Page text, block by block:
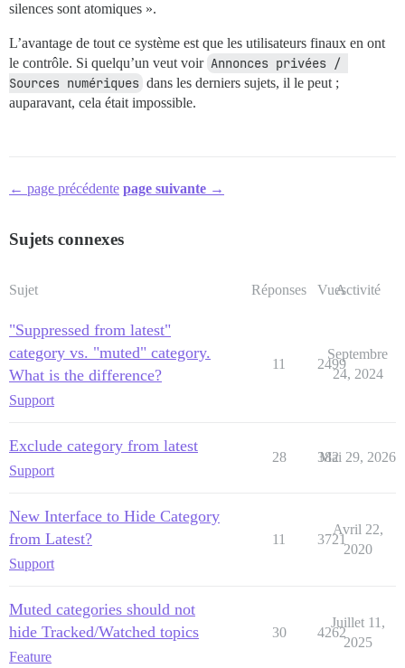
silences sont atomiques ».
L’avantage de tout ce système est que les utilisateurs finaux en ont
le contrôle. Si quelqu’un veut voir Annonces privées /
Sources numériques dans les derniers sujets, il le peut ;
auparavant, cela était impossible.
← page précédente page suivante →
Sujets connexes
Sujet Réponses VuesActivité
"Suppressed from latest"
category vs. "muted" category.
What is the difference?
Support
11 2499
Septembre
24, 2024
Exclude category from latest
Support
28 382
Mai 29, 2026
New Interface to Hide Category
from Latest?
Support
11 3721
Avril 22,
2020
Muted categories should not
hide Tracked/Watched topics
Feature
30 4262
Juillet 11,
2025